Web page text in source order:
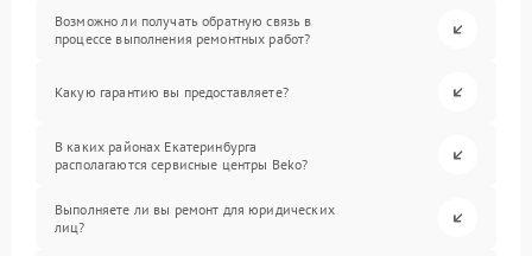
Возможно ли получать обратную связь в
процессе выполнения ремонтных работ?
Какую гарантию вы предоставляете?
В каких районах Екатеринбурга
располагаются сервисные центры Beko?
Выполняете ли вы ремонт для юридических
лиц?